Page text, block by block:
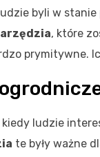
byli w stanie
, które
prymitywne.
ludzie
te były ważne